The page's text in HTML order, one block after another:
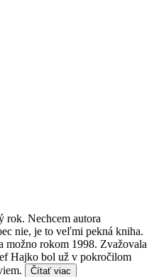
rok. Nechcem autora
nie, je to veľmi pekná kniha.
možno rokom 1998. Zvažovala
Hajko bol už v pokročilom
Čítať viac